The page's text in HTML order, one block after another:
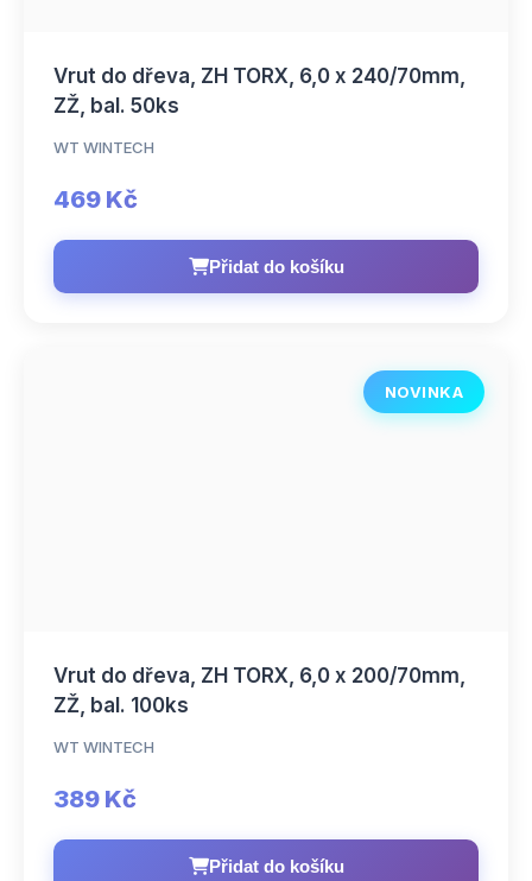
Vrut do dřeva, ZH TORX, 6,0 x 240/70mm,
ZŽ, bal. 50ks
WT WINTECH
469 Kč
Přidat do košíku
NOVINKA
Vrut do dřeva, ZH TORX, 6,0 x 200/70mm,
ZŽ, bal. 100ks
WT WINTECH
389 Kč
Přidat do košíku